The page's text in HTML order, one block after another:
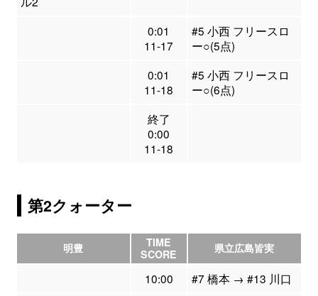
0:01
11-17
#5 小西 フリースロ
ー○(5点)
0:01
11-18
#5 小西 フリースロ
ー○(6点)
終了
0:00
11-18
第2クォーター
明豊
TIME
SCORE
県立広島皆実
10:00 #7 橋本 → #13 川口